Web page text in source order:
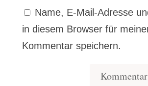
Name, E-Mail-Adresse
in diesem Browser für
Kommentar speichern.